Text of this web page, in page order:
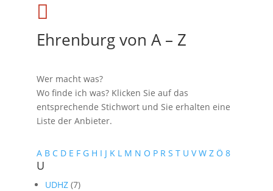

Ehrenburg von A – Z
Wer macht was?
Wo finde ich was? Klicken Sie auf das
entsprechende Stichwort und Sie erhalten eine
Liste der Anbieter.
A B C D E F G H I J K L M N O P R S T U V W Z Ö 8
U
UDHZ (7)